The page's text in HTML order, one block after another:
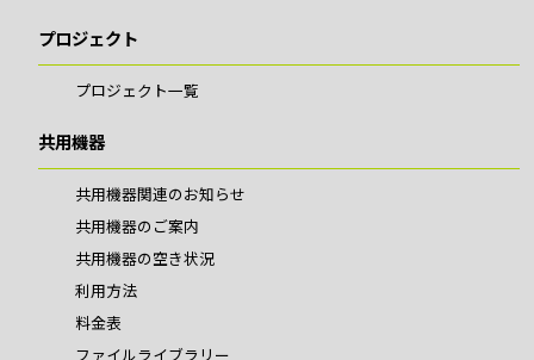
プロジェクト
プロジェクト一覧
共用機器
共用機器関連のお知らせ
共用機器のご案内
共用機器の空き状況
利用方法
料金表
ファイルライブラリー